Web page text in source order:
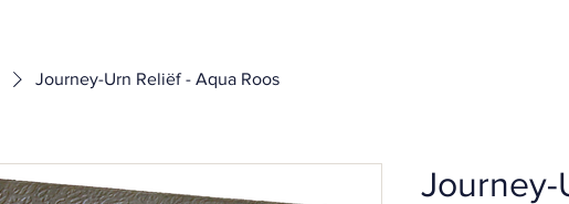
Journey-Urn Reliëf - Aqua Roos
Journey-